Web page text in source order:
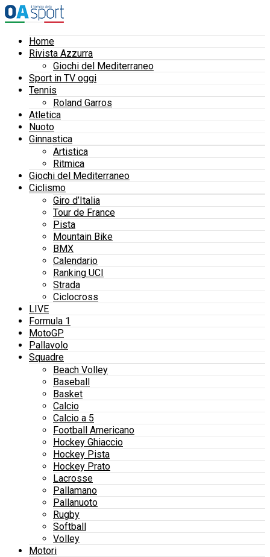
Home
Rivista Azzurra
Giochi del Mediterraneo
Sport in TV oggi
Tennis
Roland Garros
Atletica
Nuoto
Ginnastica
Artistica
Ritmica
Giochi del Mediterraneo
Ciclismo
Giro d’Italia
Tour de France
Pista
Mountain Bike
BMX
Calendario
Ranking UCI
Strada
Ciclocross
LIVE
Formula 1
MotoGP
Pallavolo
Squadre
Beach Volley
Baseball
Basket
Calcio
Calcio a 5
Football Americano
Hockey Ghiaccio
Hockey Pista
Hockey Prato
Lacrosse
Pallamano
Pallanuoto
Rugby
Softball
Volley
Motori